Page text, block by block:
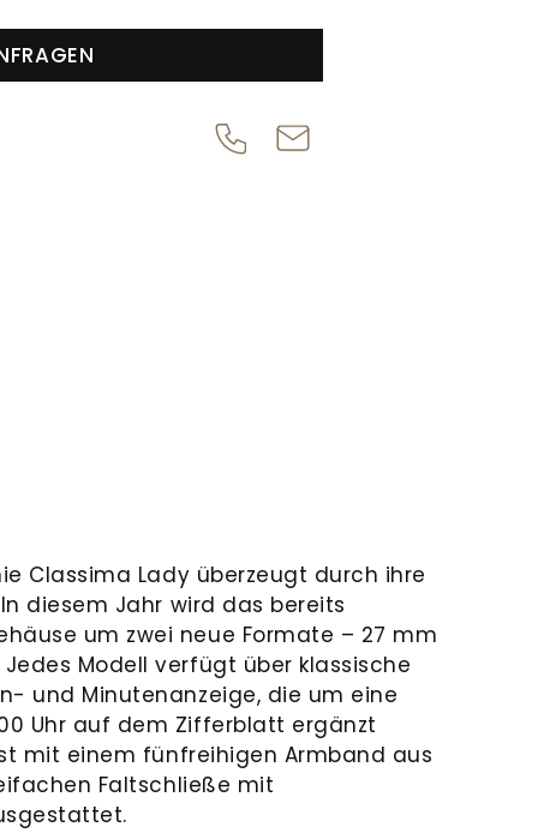
Classima Lady überzeugt durch ihre
diesem Jahr wird das bereits
um zwei neue Formate – 27 mm
Modell verfügt über klassische
und Minutenanzeige, die um eine
Uhr auf dem Zifferblatt ergänzt
mit einem fünfreihigen Armband aus
Faltschließe mit